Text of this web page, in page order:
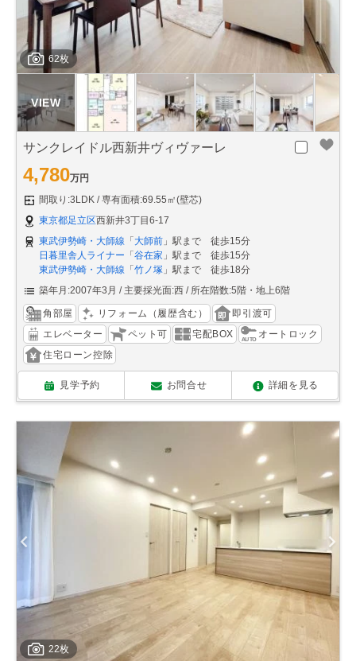
62枚
サンクレイドル西新井ヴィヴァーレ
4,780万円
間取り:3LDK
専有面積:69.55㎡(壁芯)
東京都足立区西新井3丁目6-17
東武伊勢崎・大師線 「 大師前 」駅まで 徒歩15分
日暮里舎人ライナー 「 谷在家 」駅まで 徒歩15分
東武伊勢崎・大師線 「 竹ノ塚 」駅まで 徒歩18分
築年月:2007年3月
主要採光面:西 所在階数:5階・地上6階
角部屋 リフォーム（履歴含む）
即引渡可
エレベーター
ペット可 宅配BOX
オートロック
住宅ローン控除
見学予約 お問合せ 詳細を見る
22枚